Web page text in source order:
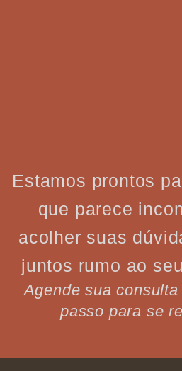
Estamos prontos
que parece
acolher suas
juntos rumo ao
Agende sua
passo para se